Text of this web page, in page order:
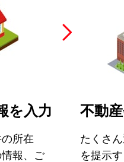
を入力
所在
報、ご
不動
たくさ
を提示